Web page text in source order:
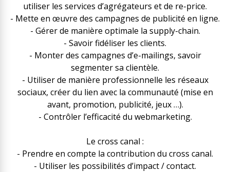
utiliser les services d’agrégateurs et de re-price.
- Mette en œuvre des campagnes de publicité en ligne.
- Gérer de manière optimale la supply-chain.
- Savoir fidéliser les clients.
- Monter des campagnes d’e-mailings, savoir
segmenter sa clientèle.
- Utiliser de manière professionnelle les réseaux
sociaux, créer du lien avec la communauté (mise en
avant, promotion, publicité, jeux …).
- Contrôler l’efficacité du webmarketing.
Le cross canal :
- Prendre en compte la contribution du cross canal.
- Utiliser les possibilités d’impact / contact.